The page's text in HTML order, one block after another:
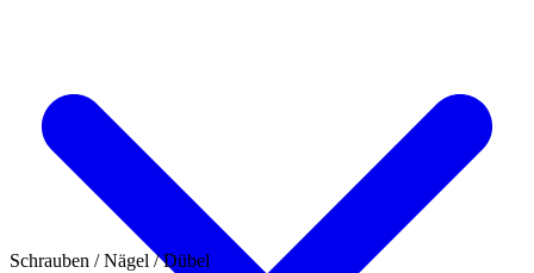
Schrauben / Nägel / Dübel